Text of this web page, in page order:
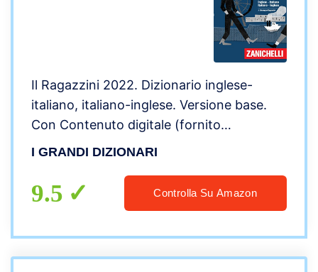
Il Ragazzini 2022. Dizionario inglese-
italiano, italiano-inglese. Versione base.
Con Contenuto digitale (fornito
elettronicamente)
I GRANDI DIZIONARI
9.5 Controlla Su Amazon